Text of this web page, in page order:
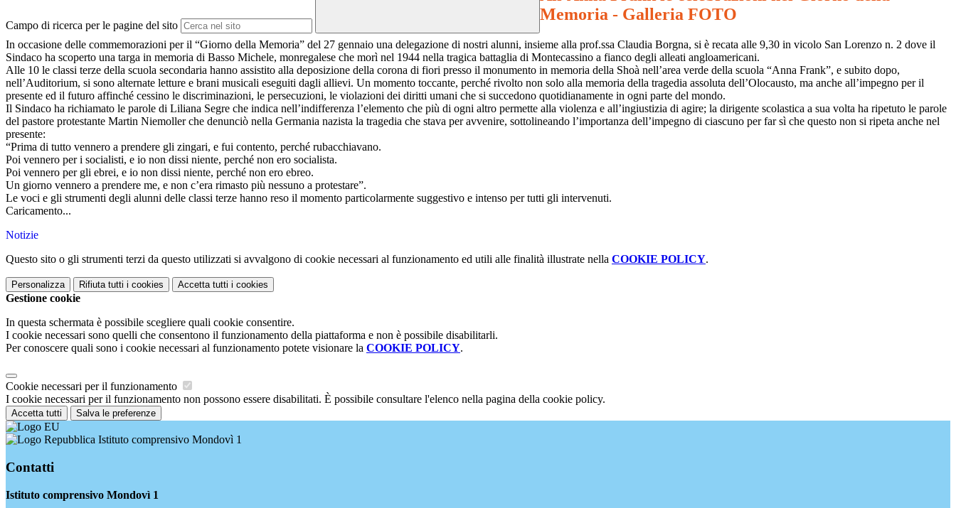
Campo di ricerca per le pagine del sito
Memoria - Galleria FOTO
In occasione delle commemorazioni per il “Giorno della Memoria” del 27 gennaio una delegazione di nostri alunni, insieme alla prof.ssa Claudia Borgna, si è recata alle 9,30 in vicolo San Lorenzo n. 2 dove il
Sindaco ha scoperto una targa in memoria di Basso Michele, monregalese che morì nel 1944 nella tragica battaglia di Montecassino a fianco degli alleati angloamericani.
Alle 10 le classi terze della scuola secondaria hanno assistito alla deposizione della corona di fiori presso il monumento in memoria della Shoà nell’area verde della scuola “Anna Frank”, e subito dopo,
nell’Auditorium, si sono alternate letture e brani musicali eseguiti dagli allievi. Un momento toccante, perché rivolto non solo alla memoria della tragedia assoluta dell’Olocausto, ma anche all’impegno per il
presente ed il futuro affinché cessino le discriminazioni, le persecuzioni, le violazioni dei diritti umani che si succedono quotidianamente in ogni parte del mondo.
Il Sindaco ha richiamato le parole di Liliana Segre che indica nell’indifferenza l’elemento che più di ogni altro permette alla violenza e all’ingiustizia di agire; la dirigente scolastica a sua volta ha ripetuto le parole
del pastore protestante Martin Niemoller che denunciò nella Germania nazista la tragedia che stava per avvenire, sottolineando l’importanza dell’impegno di ciascuno per far sì che questo non si ripeta anche nel
presente:
“Prima di tutto vennero a prendere gli zingari, e fui contento, perché rubacchiavano.
Poi vennero per i socialisti, e io non dissi niente, perché non ero socialista.
Poi vennero per gli ebrei, e io non dissi niente, perché non ero ebreo.
Un giorno vennero a prendere me, e non c’era rimasto più nessuno a protestare”.
Le voci e gli strumenti degli alunni delle classi terze hanno reso il momento particolarmente suggestivo e intenso per tutti gli intervenuti.
Caricamento...
Notizie
Questo sito o gli strumenti terzi da questo utilizzati si avvalgono di cookie necessari al funzionamento ed utili alle finalità illustrate nella COOKIE POLICY.
Personalizza Rifiuta tutti i cookies Accetta tutti i cookies
Gestione cookie
In questa schermata è possibile scegliere quali cookie consentire.
I cookie necessari sono quelli che consentono il funzionamento della piattaforma e non è possibile disabilitarli.
Per conoscere quali sono i cookie necessari al funzionamento potete visionare la COOKIE POLICY.
Cookie necessari per il funzionamento
I cookie necessari per il funzionamento non possono essere disabilitati. È possibile consultare l'elenco nella pagina della cookie policy.
Accetta tutti Salva le preferenze
Istituto comprensivo Mondovì 1
Contatti
Istituto comprensivo Mondovì 1